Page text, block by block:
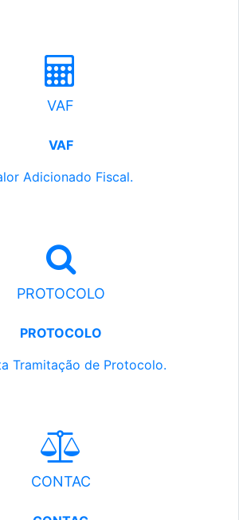
VAF
VAF
Adicionado Fiscal.
PROTOCOLO
PROTOCOLO
Tramitação de Protocolo.
CONTAC